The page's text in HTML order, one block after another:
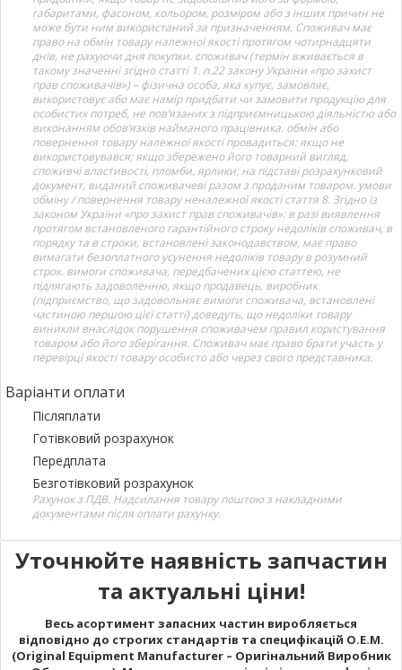
габаритами, фасоном, кольором, розміром або з інших причин не
може бути ним використаний за призначенням. Споживач має
право на обмін товару належної якості протягом чотирнадцяти
днів, не рахуючи дня покупки. споживач (термін вживається в
такому значенні згідно статті 1. п.22 закону України «про захист
прав споживачів») – фізична особа, яка купує, замовляє,
використовує або має намір придбати чи замовити продукцію для
особистих потреб, не пов’язаних з підприємницькою діяльністю або
виконанням обов’язків найманого працівника. обмін або
повернення товару належної якості провадиться: якщо не
використовувався; якщо збережено його товарний вигляд,
споживчі властивості, пломби, ярлики; на підставі розрахунковий
документ, виданий споживачеві разом з проданим товаром. умови
обміну / повернення товару неналежної якості стаття 8. Згідно із
законом України «про захист прав споживачів»: в разі виявлення
протягом встановленого гарантійного строку недоліків споживач, в
порядку та в строки, встановлені законодавством, має право
вимагати безоплатного усунення недоліків товару в розумний
строк. вимоги споживача, передбачених цією статтею, не
підлягають задоволенню, якщо продавець, виробник
(підприємство, що задовольняє вимоги споживача, встановлені
частиною першою цієї статті) доведуть, що недоліки товару
виникли внаслідок порушення споживачем правил користування
товаром або його зберігання. Споживач має право брати участь у
перевірці якості товару особисто або через свого представника.
Варіанти оплати
Післяплати
Готівковий розрахунок
Передплата
Безготівковий розрахунок
Рахунок з ПДВ. Надсилання товару поштою з накладними
документами після оплати рахунку.
Уточнюйте наявність запчастин
та актуальні ціни!
Весь асортимент запасних частин виробляється
відповідно до строгих стандартів та специфікацій O.E.M.
(Original Equipment Manufacturer – Оригінальний Виробник